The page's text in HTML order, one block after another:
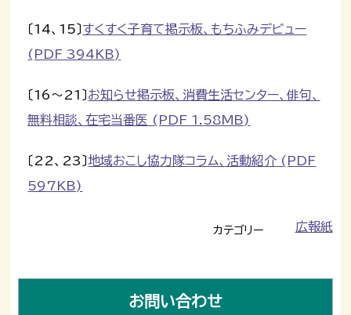
〔14、15〕 すくすく子育て掲示板、もちふみデビュー
(PDF 394KB)
〔16～21〕 お知らせ掲示板、消費生活センター、俳句、
無料相談、在宅当番医 (PDF 1.58MB)
〔22、23〕 地域おこし協力隊コラム、活動紹介 (PDF
597KB)
カテゴリー 広報紙
お問い合わせ